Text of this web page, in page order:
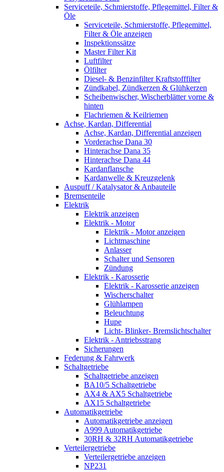
Serviceteile, Schmierstoffe, Pflegemittel, Filter &
Öle
Serviceteile, Schmierstoffe, Pflegemittel,
Filter & Öle anzeigen
Inspektionssätze
Master Filter Kit
Luftfilter
Ölfilter
Diesel- & Benzinfilter Kraftstofffilter
Zündkabel, Zündkerzen & Glühkerzen
Scheibenwischer, Wischerblätter vorne &
hinten
Flachriemen & Keilriemen
Achse, Kardan, Differential
Achse, Kardan, Differential anzeigen
Vorderachse Dana 30
Hinterachse Dana 35
Hinterachse Dana 44
Kardanflansche
Kardanwelle & Kreuzgelenk
Auspuff / Katalysator & Anbauteile
Bremsenteile
Elektrik
Elektrik anzeigen
Elektrik - Motor
Elektrik - Motor anzeigen
Lichtmaschine
Anlasser
Schalter und Sensoren
Zündung
Elektrik - Karosserie
Elektrik - Karosserie anzeigen
Wischerschalter
Glühlampen
Beleuchtung
Hupe
Licht- Blinker- Bremslichtschalter
Elektrik - Antriebsstrang
Sicherungen
Federung & Fahrwerk
Schaltgetriebe
Schaltgetriebe anzeigen
BA10/5 Schaltgetriebe
AX4 & AX5 Schaltgetriebe
AX15 Schaltgetriebe
Automatikgetriebe
Automatikgetriebe anzeigen
A999 Automatikgetriebe
30RH & 32RH Automatikgetriebe
Verteilergetriebe
Verteilergetriebe anzeigen
NP231